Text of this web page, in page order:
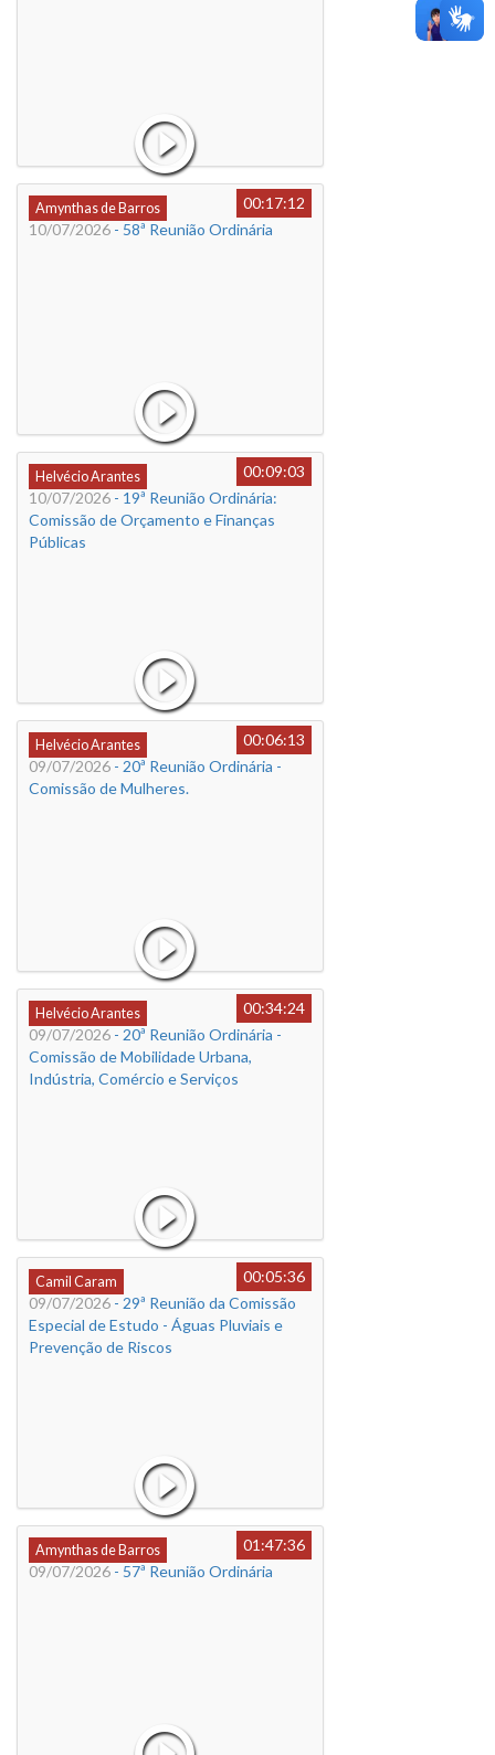
Amynthas de Barros
00:17:12
10/07/2026 - 58ª Reunião Ordinária
Helvécio Arantes
00:09:03
10/07/2026 - 19ª Reunião Ordinária:
Comissão de Orçamento e Finanças
Públicas
Helvécio Arantes
00:06:13
09/07/2026 - 20ª Reunião Ordinária -
Comissão de Mulheres.
Helvécio Arantes
00:34:24
09/07/2026 - 20ª Reunião Ordinária -
Comissão de Mobilidade Urbana,
Indústria, Comércio e Serviços
Camil Caram
00:05:36
09/07/2026 - 29ª Reunião da Comissão
Especial de Estudo - Águas Pluviais e
Prevenção de Riscos
Amynthas de Barros
01:47:36
09/07/2026 - 57ª Reunião Ordinária